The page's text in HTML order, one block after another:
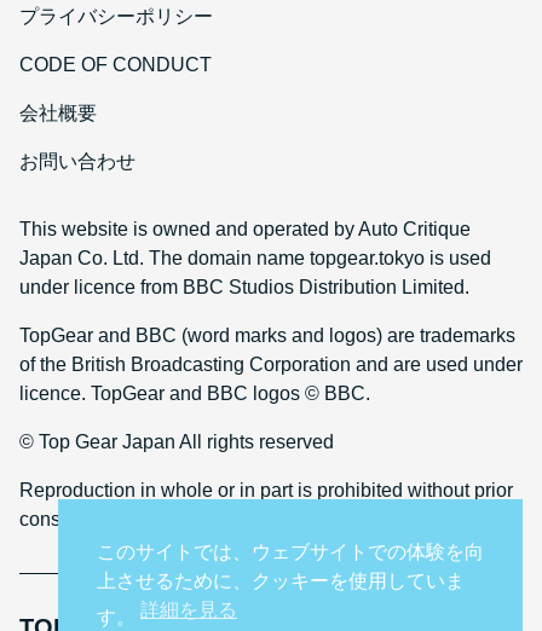
プライバシーポリシー
CODE OF CONDUCT
会社概要
お問い合わせ
This website is owned and operated by Auto Critique
Japan Co. Ltd. The domain name topgear.tokyo is used
under licence from BBC Studios Distribution Limited.
TopGear and BBC (word marks and logos) are trademarks
of the British Broadcasting Corporation and are used under
licence. TopGear and BBC logos © BBC.
© Top Gear Japan All rights reserved
Reproduction in whole or in part is prohibited without prior
consent
このサイトでは、ウェブサイトでの体験を向
上させるために、クッキーを使用していま
す。 詳細を見る